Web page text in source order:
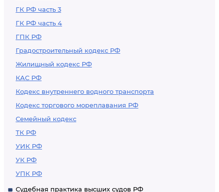
ГК РФ часть 3
ГК РФ часть 4
ГПК РФ
Градостроительный кодекс РФ
Жилищный кодекс РФ
КАС РФ
Кодекс внутреннего водного транспорта
Кодекс торгового мореплавания РФ
Семейный кодекс
ТК РФ
УИК РФ
УК РФ
УПК РФ
Судебная практика высших судов РФ